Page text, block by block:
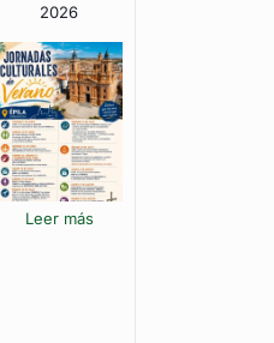
2026
Leer más